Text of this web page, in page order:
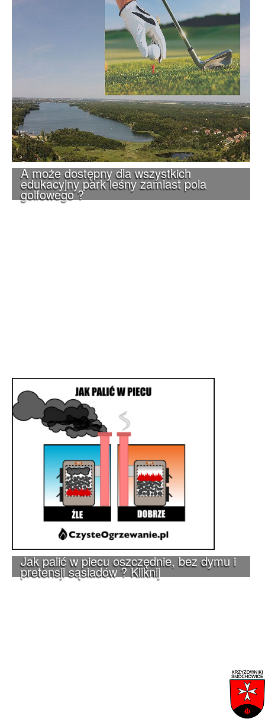
A może dostępny dla wszystkich
edukacyjny park leśny zamiast pola
golfowego ?
Jak palić w piecu oszczędnie, bez dymu i
pretensji sąsiadów ? Kliknij